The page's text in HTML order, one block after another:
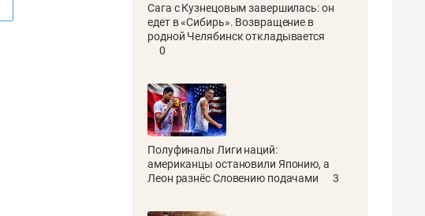
Сага с Кузнецовым завершилась: он
едет в «Сибирь». Возвращение в
родной Челябинск откладывается
0
Полуфиналы Лиги наций:
американцы остановили Японию, а
Леон разнёс Словению подачами
3